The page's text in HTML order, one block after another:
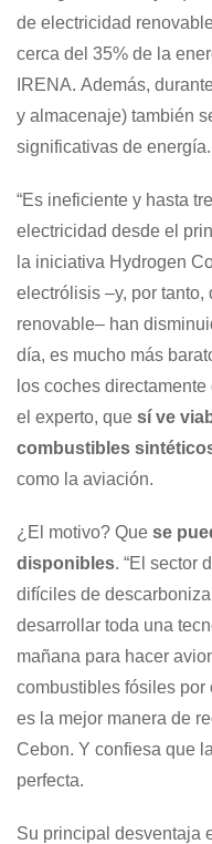
de electricidad
cerca del 35% de la
IRENA. Además,
y almacenaje) también
significativas de energía.
“Es ineficiente y hasta
electricidad desde el
la iniciativa Hydrogen
electrólisis –y, por
renovable– han
día, es mucho más
los coches directamente
el experto, que sí ve
combustibles
como la aviación.
¿El motivo? Que se
disponibles. “El sector
difíciles de
desarrollar toda una
mañana para hacer
combustibles fósiles
es la mejor manera de
Cebon. Y confiesa que
perfecta.
Su principal desventaja